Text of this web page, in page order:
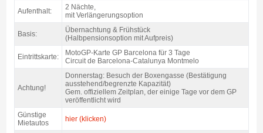
Aufenthalt:
2 Nächte,
mit Verlängerungsoption
Basis:
Übernachtung & Frühstück
(Halbpensionsoption mit Aufpreis)
Eintrittskarte:
MotoGP-Karte GP Barcelona für 3 Tage
Circuit de Barcelona-Catalunya Montmelo
Achtung!
Donnerstag: Besuch der Boxengasse (Bestätigung
ausstehend/begrenzte Kapazität)
Gem. offiziellem Zeitplan, der einige Tage vor dem GP
veröffentlicht wird
Günstige
Mietautos
hier (klicken)